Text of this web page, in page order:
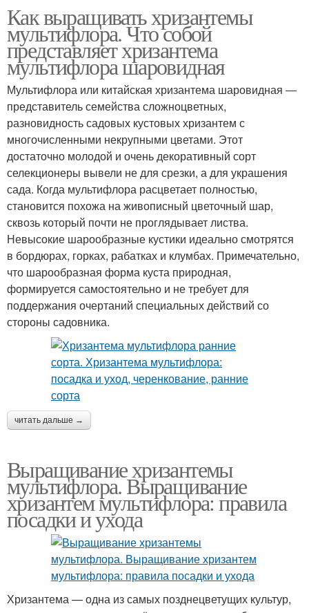
Как выращивать хризантемы
мультифлора. Что собой
представляет хризантема
мультифлора шаровидная
Мультифлора или китайская хризантема шаровидная ―
представитель семейства сложноцветных,
разновидность садовых кустовых хризантем с
многочисленными некрупными цветами. Этот
достаточно молодой и очень декоративный сорт
селекционеры вывели не для срезки, а для украшения
сада. Когда мультифлора расцветает полностью,
становится похожа на живописный цветочный шар,
сквозь который почти не проглядывает листва.
Невысокие шарообразные кустики идеально смотрятся
в бордюрах, горках, рабатках и клумбах. Примечательно,
что шарообразная форма куста природная,
формируется самостоятельно и не требует для
поддержания очертаний специальных действий со
стороны садовника.
читать дальше →
Выращивание хризантемы
мультифлора. Выращивание
хризантем мультифлора: правила
посадки и ухода
Хризантема — одна из самых позднецветущих культур,